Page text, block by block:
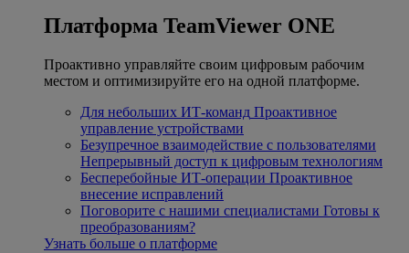
Платформа TeamViewer ONE
Проактивно управляйте своим цифровым рабочим
местом и оптимизируйте его на одной платформе.
Для небольших ИТ-команд Проактивное
управление устройствами
Безупречное взаимодействие с пользователями
Непрерывный доступ к цифровым технологиям
Бесперебойные ИТ-операции Проактивное
внесение исправлений
Поговорите с нашими специалистами Готовы к
преобразованиям?
Узнать больше о платформе